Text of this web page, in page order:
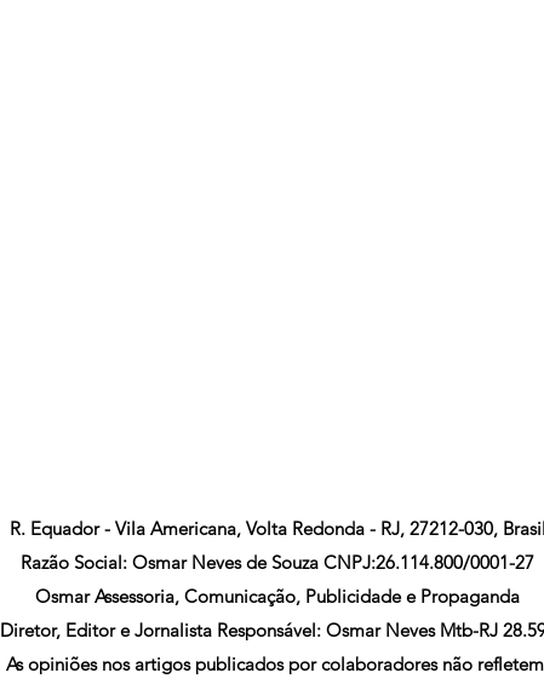
R. Equador - Vila Americana, Volta Redonda - RJ, 27212-030, Brasil
Razão Social: Osmar Neves de Souza CNPJ:26.114.800/0001-27
Osmar Assessoria, Comunicação, Publicidade e Propaganda
Diretor, Editor e Jornalista Responsável: Osmar Neves Mtb-RJ
As opiniões nos artigos publicados por colaboradores não